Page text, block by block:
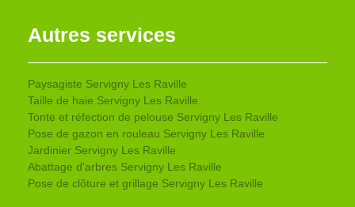
Autres services
Paysagiste Servigny Les Raville
Taille de haie Servigny Les Raville
Tonte et réfection de pelouse Servigny Les Raville
Pose de gazon en rouleau Servigny Les Raville
Jardinier Servigny Les Raville
Abattage d'arbres Servigny Les Raville
Pose de clôture et grillage Servigny Les Raville